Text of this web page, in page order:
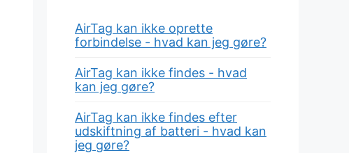
AirTag kan ikke oprette
forbindelse - hvad kan jeg gøre?
AirTag kan ikke findes - hvad
kan jeg gøre?
AirTag kan ikke findes efter
udskiftning af batteri - hvad kan
jeg gøre?